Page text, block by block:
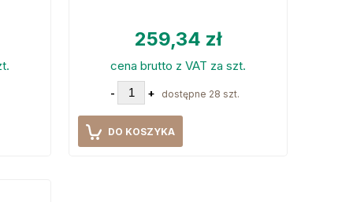
259,34 zł
cena brutto z VAT za szt.
- + dostępne 28 szt.
DO KOSZYKA